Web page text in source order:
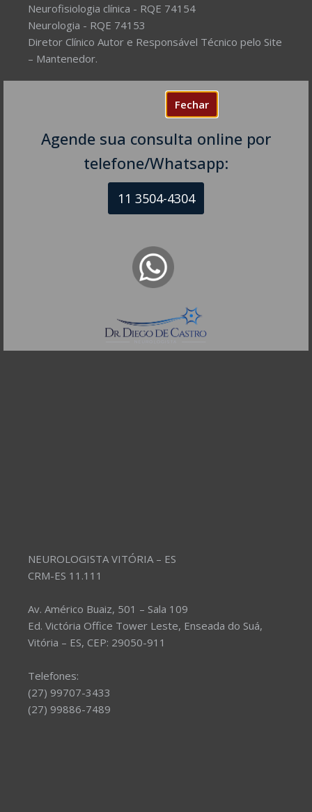
Fechar
Agende sua consulta online por
telefone/Whatsapp:
11 3504-4304
Neurofisiologia clínica - RQE 74154
Neurologia - RQE 74153
Diretor Clínico Autor e Responsável Técnico pelo Site
– Mantenedor.
Prover Soluções cada vez mais
completas de forma facilitada para a gestão da saúde
humanidade e sustentabilidade. Destinado ao
público em geral.
NEUROLOGISTA EM SÃO PAULO – SP
R. Itapeva, 518 - sala 1301
Bela Vista - São Paulo - SP
NEUROLOGISTA VITÓRIA – ES
CRM-ES 11.111
Av. Américo Buaiz, 501 – Sala 109
Ed. Victória Office Tower Leste, Enseada do Suá,
Vitória – ES, CEP: 29050-911
Telefones:
(27) 99707-3433
(27) 99886-7489